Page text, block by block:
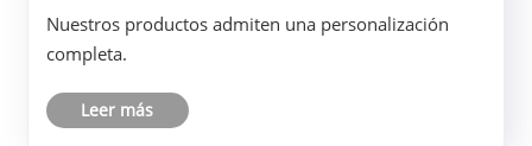
Nuestros productos admiten una personalización
completa.
Leer más